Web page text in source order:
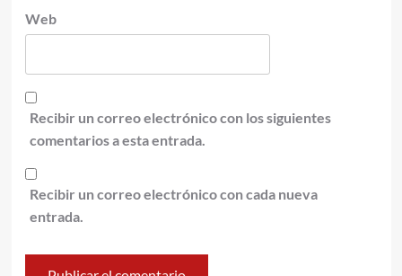
Web
Recibir un correo electrónico con los siguientes
comentarios a esta entrada.
Recibir un correo electrónico con cada nueva
entrada.